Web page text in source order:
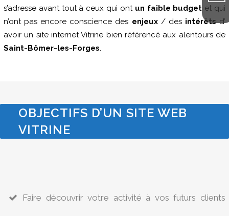
s’adresse avant tout à ceux qui ont un faible budget et qui
n’ont pas encore conscience des enjeux/ des intérêtsd’
avoir un site internet Vitrine bien référencé aux alentours de
Saint-Bômer-les-Forges.
OBJECTIFS D’UN SITE WEB
VITRINE
Faire découvrir votre activité à vos futurs clients